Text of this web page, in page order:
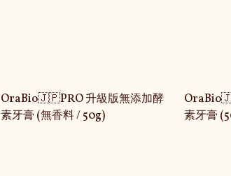
OraBio🇯🇵PRO 升級版無添加酵
素牙膏 (無香料 / 50g)
素牙膏